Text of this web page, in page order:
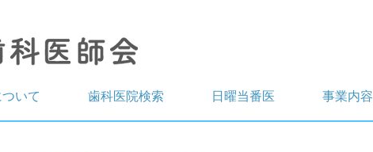
いて 歯科医院検索 日曜当番医 事業内容